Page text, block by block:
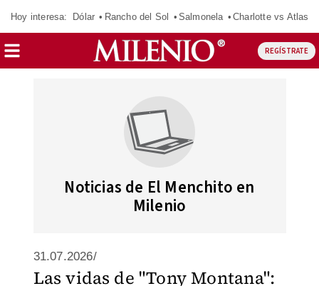
Hoy interesa: Dólar Rancho del Sol Salmonela Charlotte vs Atlas
REGÍSTRATE
Noticias de El Menchito en
Milenio
31.07.2026/
Las vidas de "Tony Montana":